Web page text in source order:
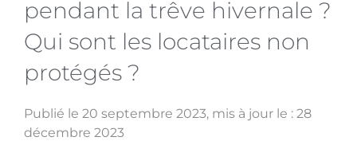
pendant la trêve hivernale ?
Qui sont les locataires non
protégés ?
Publié le 20 septembre 2023, mis à jour le : 28
décembre 2023